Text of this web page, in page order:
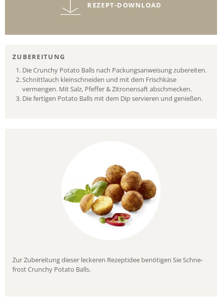
REZEPT-DOWNLOAD
Zur Zubereitung dieser leckeren Rezeptidee benötigen Sie Schne-
frost Crunchy Potato Balls.
ZUBEREITUNG
Die Crunchy Potato Balls nach Packungsanweisung zubereiten.
Schnittlauch kleinschneiden und mit dem Frischkäse
vermengen. Mit Salz, Pfeffer & Zitronensaft abschmecken.
Die fertigen Potato Balls mit dem Dip servieren und genießen.